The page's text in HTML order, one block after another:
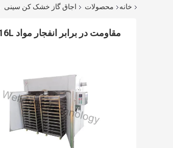
خانه محصولات اجاق گاز خشک کن سینی
مقاومت در برابر انفجار مواد SUS316L سینی میوه ای 50 / 60Hz